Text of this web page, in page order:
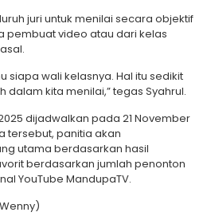
juri untuk menilai secara objektif
pembuat video atau dari kelas
siapa wali kelasnya. Hal itu sedikit
kita menilai,” tegas Syahrul.
dijadwalkan pada 21 November
tersebut, panitia akan
utama berdasarkan hasil
berdasarkan jumlah penonton
YouTube MandupaTV.